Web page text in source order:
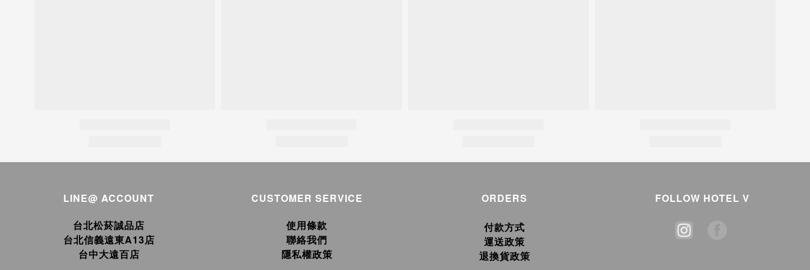
LINE@ ACCOUNT
台北松菸誠品店
台北信義遠東A13店
台中大遠百店
CUSTOMER SERVICE
使用條款
聯絡我們
隱私權政策
ORDERS
付款方式
運送政策
退換貨政策
FOLLOW HOTEL V